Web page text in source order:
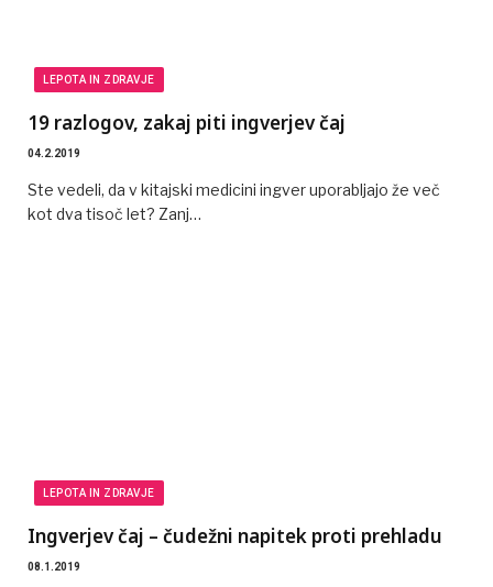
LEPOTA IN ZDRAVJE
19 razlogov, zakaj piti ingverjev čaj
04.2.2019
Ste vedeli, da v kitajski medicini ingver uporabljajo že več
kot dva tisoč let? Zanj…
LEPOTA IN ZDRAVJE
Ingverjev čaj – čudežni napitek proti prehladu
08.1.2019